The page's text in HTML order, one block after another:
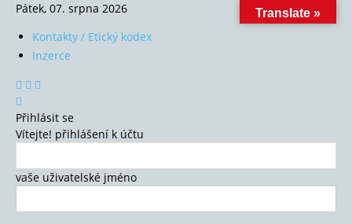
Pátek, 07. srpna 2026
Kontakty / Etický kodex
Inzerce
Přihlásit se
Vítejte! přihlášení k účtu
vaše uživatelské jméno
Translate »